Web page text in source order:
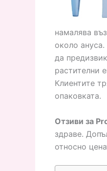
намалява
около
да
растителни
Клиентите
опаковката.
Отзиви за
здраве.
относно